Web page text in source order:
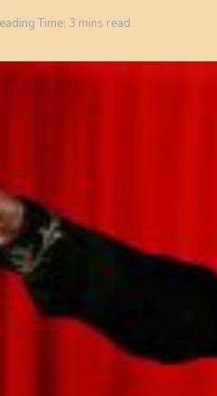
Time: 3 mins read